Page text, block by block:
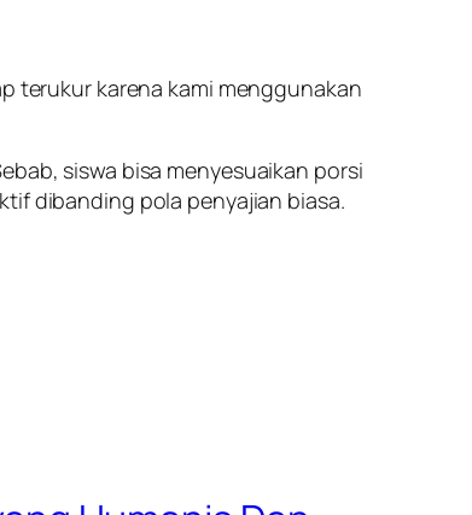
terukur karena kami menggunakan
siswa bisa menyesuaikan porsi
dibanding pola penyajian biasa.